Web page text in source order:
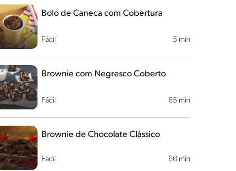
Fácil 5 min
Bolo de Caneca com Cobertura
Fácil 65 min
Brownie com Negresco Coberto
Fácil 60 min
Brownie de Chocolate Clássico